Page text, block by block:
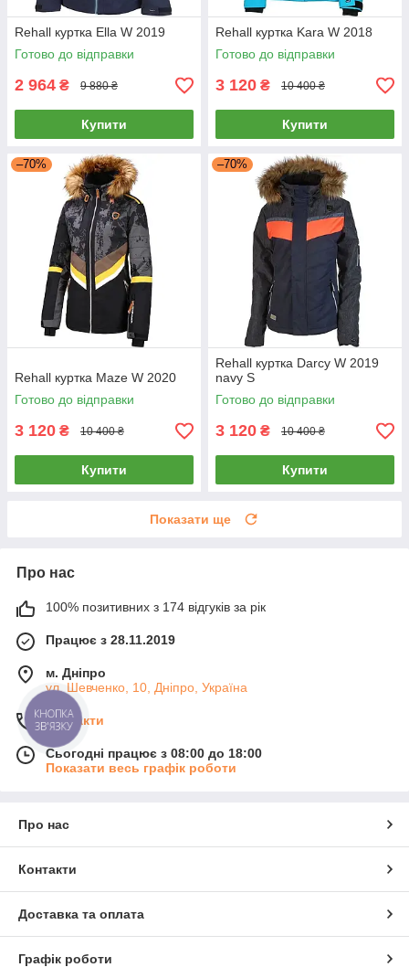
Rehall куртка Ella W 2019
Готово до відправки
2 964 ₴ 9 880 ₴
Купити
Rehall куртка Kara W 2018
Готово до відправки
3 120 ₴ 10 400 ₴
Купити
–70%
Rehall куртка Maze W 2020
Готово до відправки
3 120 ₴ 10 400 ₴
Купити
–70%
Rehall куртка Darcy W 2019
navy S
Готово до відправки
3 120 ₴ 10 400 ₴
Купити
Показати ще
Про нас
100% позитивних з 174 відгуків за рік
Працює з 28.11.2019
м. Дніпро
ул. Шевченко, 10, Дніпро, Україна
Контакти
Сьогодні працює з 08:00 до 18:00
Показати весь графік роботи
Про нас
Контакти
Доставка та оплата
Графік роботи
КНОПКА
ЗВ'ЯЗКУ